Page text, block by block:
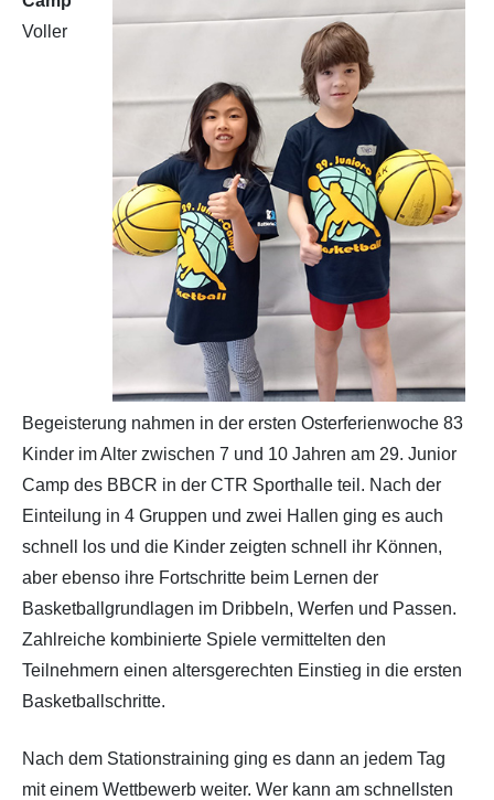
Voller
Begeisterung nahmen in der ersten Osterferienwoche 83
Kinder im Alter zwischen 7 und 10 Jahren am 29. Junior
Camp des BBCR in der CTR Sporthalle teil. Nach der
Einteilung in 4 Gruppen und zwei Hallen ging es auch
schnell los und die Kinder zeigten schnell ihr Können,
aber ebenso ihre Fortschritte beim Lernen der
Basketballgrundlagen im Dribbeln, Werfen und Passen.
Zahlreiche kombinierte Spiele vermittelten den
Teilnehmern einen altersgerechten Einstieg in die ersten
Basketballschritte.
Nach dem Stationstraining ging es dann an jedem Tag
mit einem Wettbewerb weiter. Wer kann am schnellsten
Links zum BVSH u. a.
Trainerabrechnung